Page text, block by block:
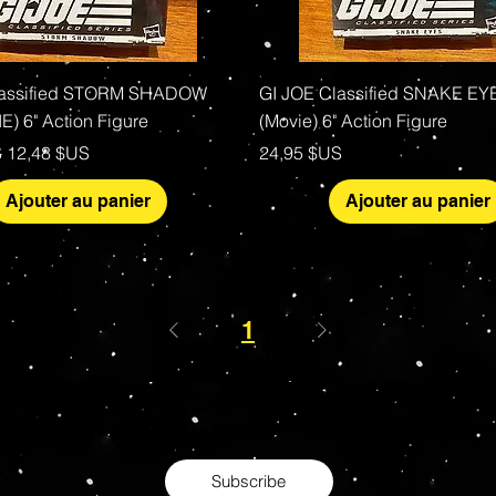
Aperçu rapide
STORM SHADOW
6" Action Figure
Prix promotionnel
12,48 $US
Ajouter au panier
Aperçu rapide
GI JOE Classified SNAKE
(Movie) 6" Action Figure
Prix
24,95 $US
Ajouter au panier
1
Mint Action Figures, Toys, Prop Replicas &
Hot Toys - Jada Toys - NECA - Celebrity
Subscribe